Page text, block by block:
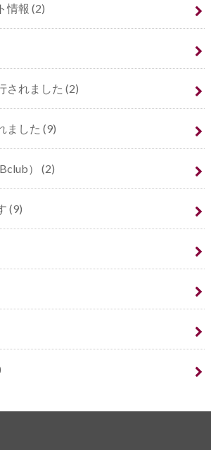
情報 (2)
されました (2)
ました (9)
） (2)
(9)